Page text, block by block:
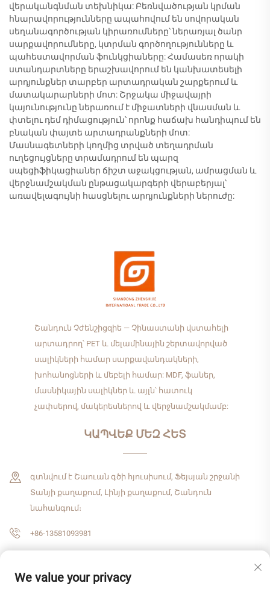
վերականգնման տեխնիկա: Բեռնվածության կրման
հնարավորությունները ապահովում են սովորական
սեղանագործության կիրառումները՝ ներառյալ ծանր
սարքավորումները, կտրման գործողությունները և
պահեստավորման ֆունկցիաները: Համասեռ որակի
ստանդարտները երաշխավորում են կանխատեսելի
արդյունքներ տարբեր արտադրական շարքերում և
մատակարարների մոտ: Շրջակա միջավայրի
կայունությունը ներառում է միջատների վնասման և
փտելու դեմ դիմացություն՝ որոնք հաճախ հանդիպում են
բնական փայտե արտադրանքների մոտ:
Մասնագետների կողմից տրված տեղադրման
ուղեցույցները տրամադրում են պարզ
սպեցիֆիկացիաներ ճիշտ աջակցության, ամրացման և
վերջնամշակման ընթացակարգերի վերաբերյալ՝
առավելագույնի հասցնելու արդյունքների ներուժը:
Շանդուն Չժենշիցզիե — Չինաստանի վստահելի
արտադրող՝ PET և մելամինային շերտավորված
սալիկների համար սարքավանդակների,
խոհանոցների և մեբելի համար: MDF, ֆաներ,
մասնիկային սալիկներ և այլն՝ հատուկ
չափսերով, մակերեսներով և վերջնամշակմամբ:
ԿԱՊՎԵՔ ՄԵԶ ՀԵՏ
գտնվում է Շաուան գծի հյուսիսում, Ֆեյսյան շրջանի
Տանյի քաղաքում, Լինյի քաղաքում, Շանդուն
նահանգում։
+86-13581093981
We value your privacy